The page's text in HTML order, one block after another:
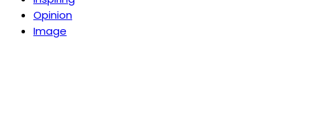
Opinion
Image